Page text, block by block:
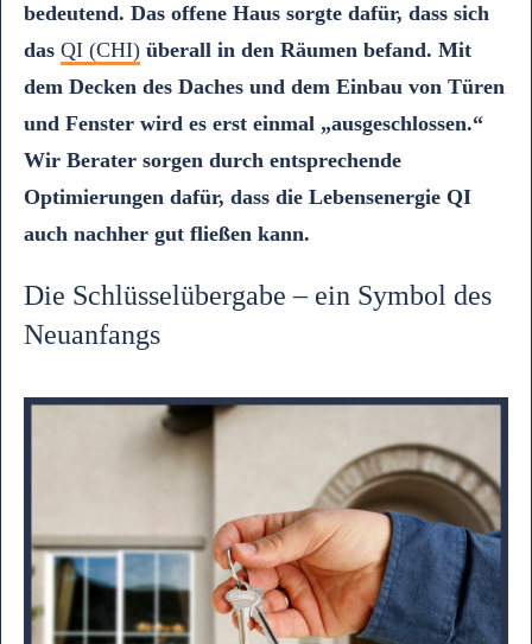
bedeutend. Das offene Haus sorgte dafür, dass sich
das QI (CHI) überall in den Räumen befand. Mit
dem Decken des Daches und dem Einbau von Türen
und Fenster wird es erst einmal „ausgeschlossen.“
Wir Berater sorgen durch entsprechende
Optimierungen dafür, dass die Lebensenergie QI
auch nachher gut fließen kann.
Die Schlüsselübergabe – ein Symbol des
Neuanfangs